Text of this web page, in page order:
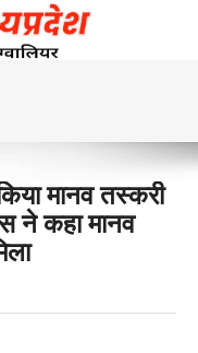
मानव तस्करी
ने कहा मानव